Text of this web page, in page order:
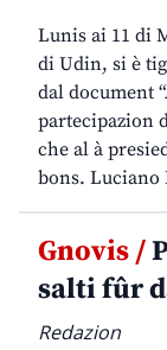
Lunis ai 11 di
di Udin, si è
dal document
partecipazion
che al à
bons.
Gnovis /
salti fûr
Redazion